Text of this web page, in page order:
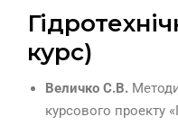
курс)
Величко С.В.
курсового проекту